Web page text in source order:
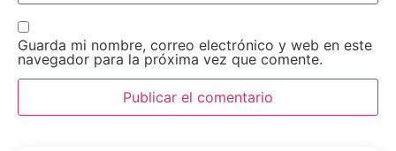
Guarda mi nombre, correo electrónico y web en este
navegador para la próxima vez que comente.